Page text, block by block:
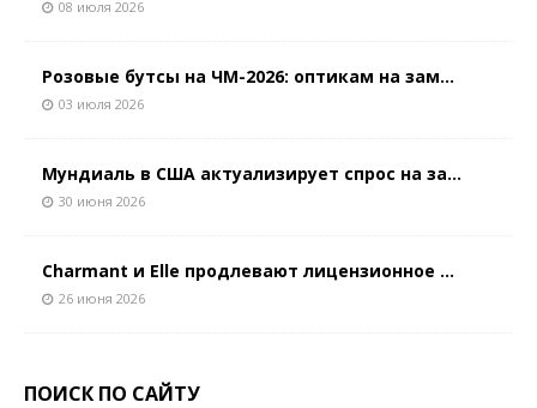
08 июля 2026
Розовые бутсы на ЧМ-2026: оптикам на зам...
03 июля 2026
Мундиаль в США актуализирует спрос на за...
30 июня 2026
Charmant и Elle продлевают лицензионное ...
26 июня 2026
ПОИСК ПО САЙТУ